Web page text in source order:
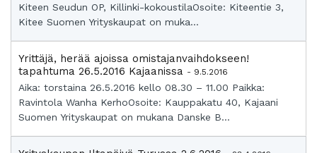
Kiteen Seudun OP, Killinki-kokoustilaOsoite: Kiteentie 3,
Kitee Suomen Yrityskaupat on muka...
Yrittäjä, herää ajoissa omistajanvaihdokseen!
tapahtuma 26.5.2016 Kajaanissa - 9.5.2016
Aika: torstaina 26.5.2016 kello 08.30 – 11.00 Paikka:
Ravintola Wanha KerhoOsoite: Kauppakatu 40, Kajaani
Suomen Yrityskaupat on mukana Danske B...